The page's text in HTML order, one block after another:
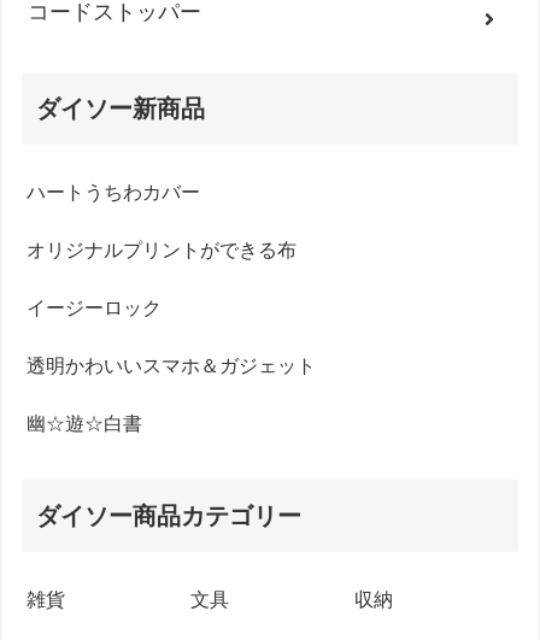
コードストッパー
ダイソー新商品
ハートうちわカバー
オリジナルプリントができる布
イージーロック
透明かわいいスマホ＆ガジェット
幽☆遊☆白書
ダイソー商品カテゴリー
雑貨 文具 収納